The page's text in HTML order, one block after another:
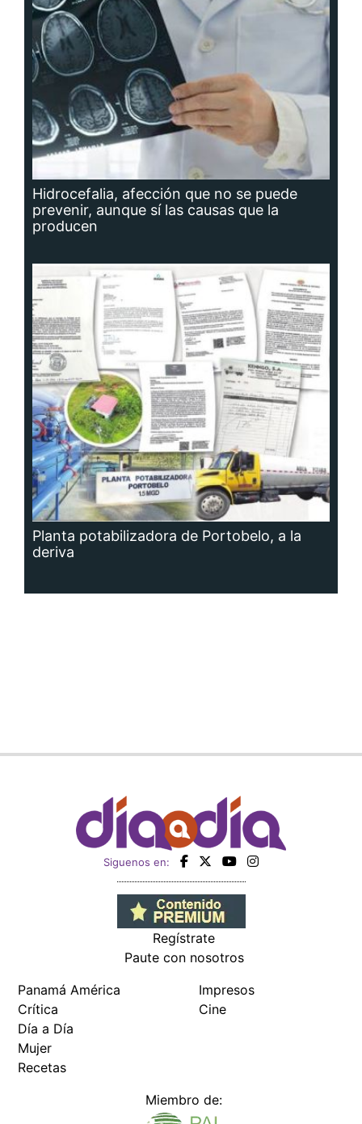
Hidrocefalia, afección que no se puede
prevenir, aunque sí las causas que la
producen
Planta potabilizadora de Portobelo, a la
deriva
Siguenos en:
Regístrate
Paute con nosotros
Panamá América
Crítica
Día a Día
Mujer
Recetas
Impresos
Cine
Miembro de: